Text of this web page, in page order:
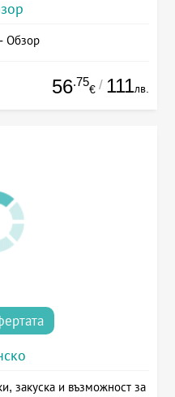
Обзор
56.75
€ / 111лв.
закуска и възможност за